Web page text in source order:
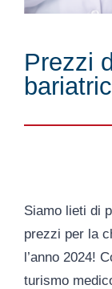
Prezzi
Siamo lieti di
prezzi per la
l’anno 2024!
turismo